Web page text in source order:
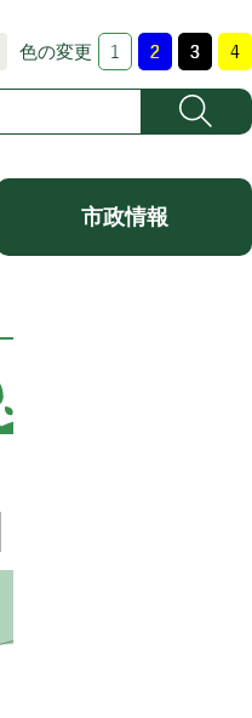
色の変更
市政情報